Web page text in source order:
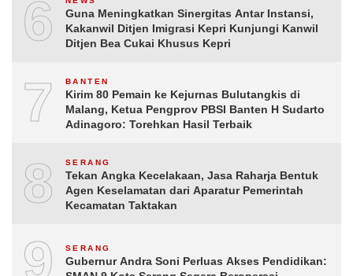
6
Guna Meningkatkan Sinergitas Antar Instansi,
Kakanwil Ditjen Imigrasi Kepri Kunjungi Kanwil
Ditjen Bea Cukai Khusus Kepri
7 BANTEN
Kirim 80 Pemain ke Kejurnas Bulutangkis di
Malang, Ketua Pengprov PBSI Banten H Sudarto
Adinagoro: Torehkan Hasil Terbaik
8 SERANG
Tekan Angka Kecelakaan, Jasa Raharja Bentuk
Agen Keselamatan dari Aparatur Pemerintah
Kecamatan Taktakan
9 SERANG
Gubernur Andra Soni Perluas Akses Pendidikan: